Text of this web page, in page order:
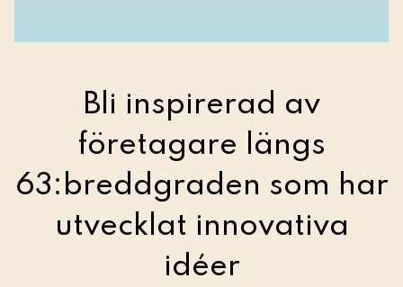
Bli inspirerad av
företagare längs
63:breddgraden som har
utvecklat innovativa
idéer